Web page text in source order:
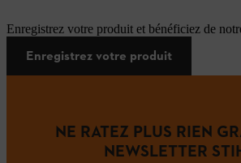
Enregistrez votre produit et bénéficiez de
Enregistrez votre produit
NE RATEZ PLUS RIEN
NEWSLETTER